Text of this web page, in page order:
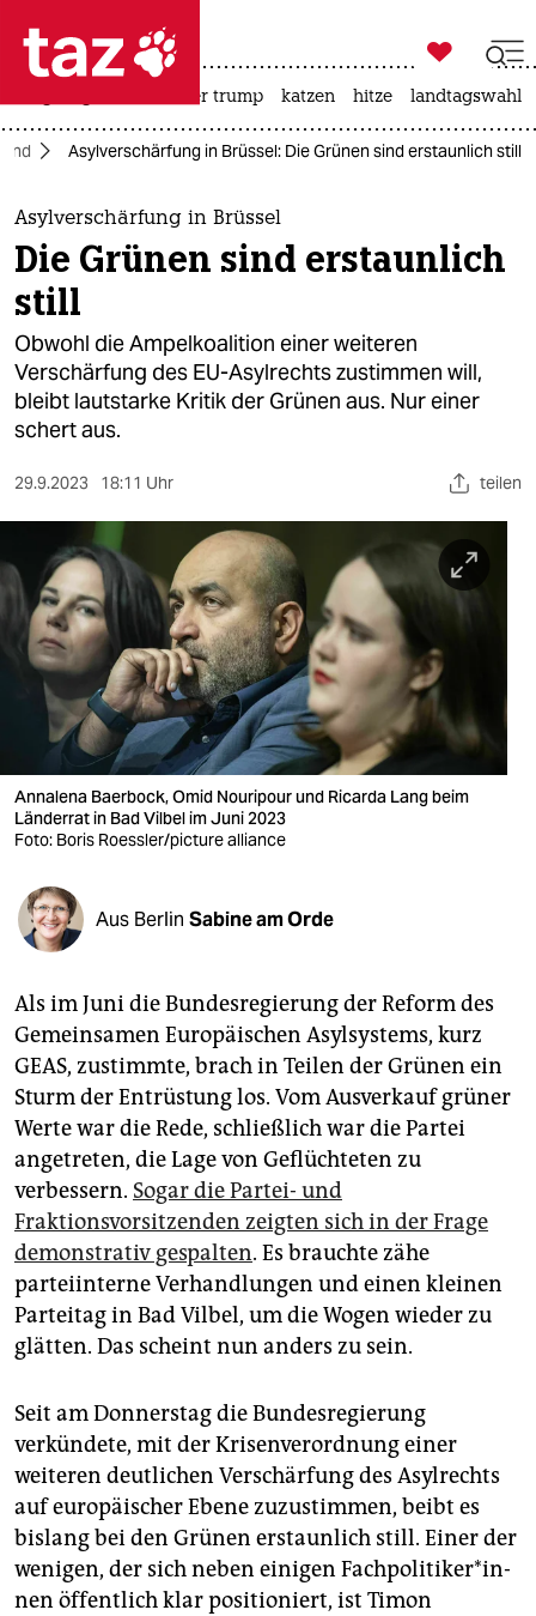
 taz zahl ich
taz zahl ich
themen
politik
öko
gesellschaft
kultur
sport
berlin
nord
wahrheit
verlag
verlag
veranstaltungen
shop
fragen & hilfe
unterstützen
genossenschaft
epaper login

taz zahl ich
usa unter trump katzen hitze landtagswahl
Asylverschärfung in Brüssel: Die Grünen sind erstaunlich still
Asylverschärfung in Brüssel
Die Grünen sind erstaunlich
still
Obwohl die Ampelkoalition einer weiteren
Verschärfung des EU-Asylrechts zustimmen will,
bleibt lautstarke Kritik der Grünen aus. Nur einer
schert aus.
29.9.2023 18:11 Uhr teilen
Annalena Baerbock, Omid Nouripour und Ricarda Lang beim
Länderrat in Bad Vilbel im Juni 2023
Foto: Boris Roessler/picture alliance
Aus Berlin Sabine am Orde
Als im Juni die Bundesregierung der Reform des
Gemeinsamen Europäischen Asylsystems, kurz
GEAS, zustimmte, brach in Teilen der Grünen ein
Sturm der Entrüstung los. Vom Ausverkauf grüner
Werte war die Rede, schließlich war die Partei
angetreten, die Lage von Geflüchteten zu
verbessern. Sogar die Partei- und
Fraktionsvorsitzenden zeigten sich in der Frage
demonstrativ gespalten. Es brauchte zähe
parteiinterne Verhandlungen und einen kleinen
Parteitag in Bad Vilbel, um die Wogen wieder zu
glätten. Das scheint nun anders zu sein.
Seit am Donnerstag die Bundesregierung
verkündete, mit der Krisenverordnung einer
weiteren deutlichen Verschärfung des Asylrechts
auf europäischer Ebene zuzustimmen, beibt es
bislang bei den Grünen erstaunlich still. Einer der
wenigen, der sich neben einigen Fach­po­li­ti­ke­r*in­
nen öffentlich klar positioniert, ist Timon